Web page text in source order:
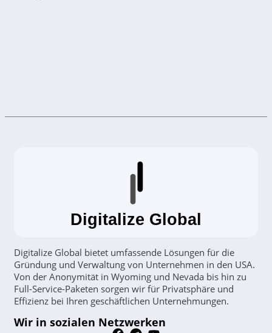
Digitalize Global
Digitalize Global bietet umfassende Lösungen für die
Gründung und Verwaltung von Unternehmen in den USA.
Von der Anonymität in Wyoming und Nevada bis hin zu
Full-Service-Paketen sorgen wir für Privatsphäre und
Effizienz bei Ihren geschäftlichen Unternehmungen.
Wir in sozialen Netzwerken